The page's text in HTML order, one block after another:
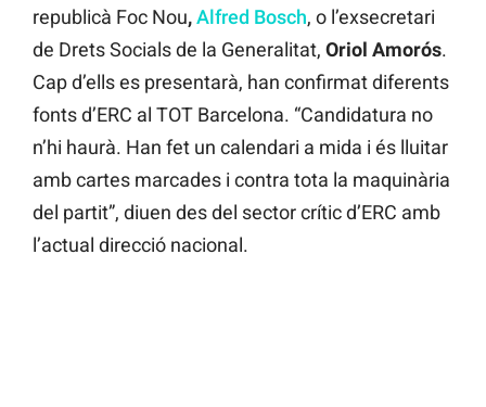
republicà Foc Nou,Alfred Bosch, o l’exsecretari
de Drets Socials de la Generalitat, Oriol Amorós.
Cap d’ells es presentarà, han confirmat diferents
fonts d’ERC al TOT Barcelona. “Candidatura no
n’hi haurà. Han fet un calendari a mida i és lluitar
amb cartes marcades i contra tota la maquinària
del partit”, diuen des del sector crític d’ERC amb
l’actual direcció nacional.